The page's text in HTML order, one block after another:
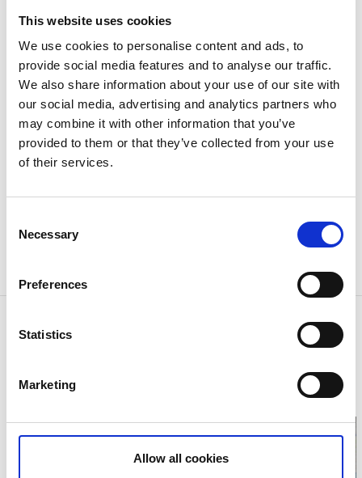
This website uses cookies
We use cookies to personalise content and ads, to
provide social media features and to analyse our traffic.
We also share information about your use of our site with
our social media, advertising and analytics partners who
may combine it with other information that you’ve
provided to them or that they’ve collected from your use
of their services.
Selection
Necessary
Preferences
Statistics
Marketing
Allow all cookies
seinen Läden und Restaurants. Es gibt eine Rampe
und 6 Parkplätze für die Gäste. Benzin und Gas
können im ICA Lanthandel gekauft werden befinden
sich 100 m im landwirtschaftlichen Geschäft.
Service
Dusche
WC
Kran
666 93 Gustavsfors
Telefon:+46 531 52 60 00